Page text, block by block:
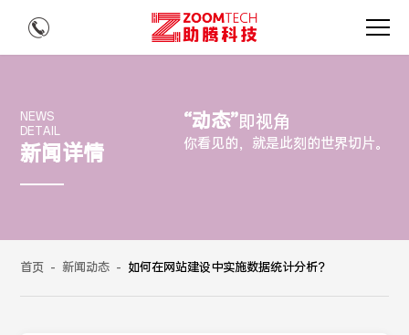
NEWS
DETAIL
新闻详情
“动态”即视角
你看见的，就是此刻的世界切片。
首页 - 新闻动态 - 如何在网站建设中实施数据统计分析？